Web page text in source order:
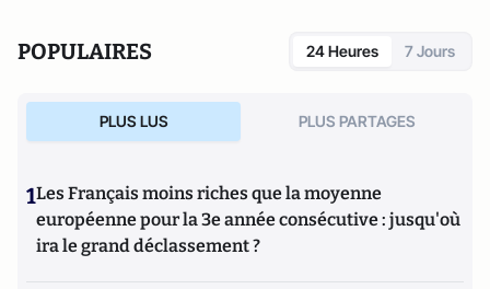
POPULAIRES 24 Heures 7 Jours
PLUS LUS PLUS PARTAGES
1Les Français moins riches que la moyenne
européenne pour la 3e année consécutive : jusqu'où
ira le grand déclassement ?